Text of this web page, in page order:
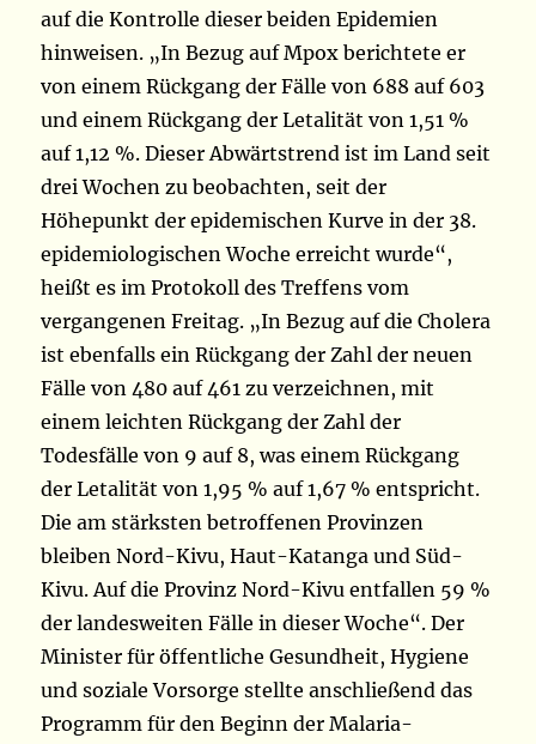
auf die Kontrolle dieser beiden Epidemien
hinweisen. „In Bezug auf Mpox berichtete er
von einem Rückgang der Fälle von 688 auf 603
und einem Rückgang der Letalität von 1,51 %
auf 1,12 %. Dieser Abwärtstrend ist im Land seit
drei Wochen zu beobachten, seit der
Höhepunkt der epidemischen Kurve in der 38.
epidemiologischen Woche erreicht wurde“,
heißt es im Protokoll des Treffens vom
vergangenen Freitag. „In Bezug auf die Cholera
ist ebenfalls ein Rückgang der Zahl der neuen
Fälle von 480 auf 461 zu verzeichnen, mit
einem leichten Rückgang der Zahl der
Todesfälle von 9 auf 8, was einem Rückgang
der Letalität von 1,95 % auf 1,67 % entspricht.
Die am stärksten betroffenen Provinzen
bleiben Nord-Kivu, Haut-Katanga und Süd-
Kivu. Auf die Provinz Nord-Kivu entfallen 59 %
der landesweiten Fälle in dieser Woche“. Der
Minister für öffentliche Gesundheit, Hygiene
und soziale Vorsorge stellte anschließend das
Programm für den Beginn der Malaria-